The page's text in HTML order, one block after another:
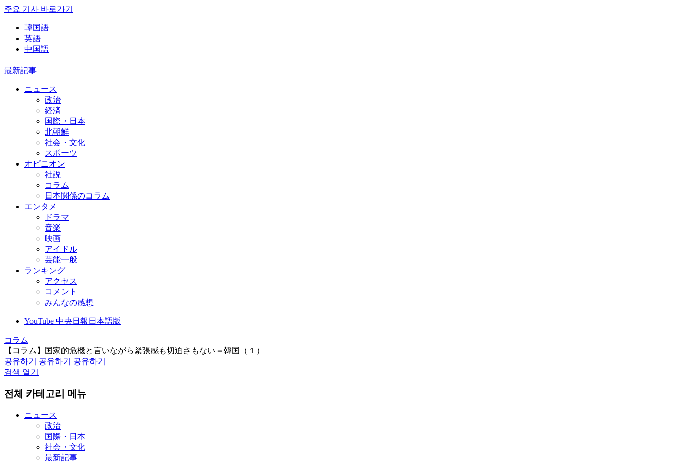
주요 기사 바로가기
韓国語
英語
中国語
最新記事
ニュース
政治
経済
国際・日本
北朝鮮
社会・文化
スポーツ
オピニオン
社説
コラム
日本関係のコラム
エンタメ
ドラマ
音楽
映画
アイドル
芸能一般
ランキング
アクセス
コメント
みんなの感想
YouTube 中央日報日本語版
コラム
【コラム】国家的危機と言いながら緊張感も切迫さもない＝韓国（１）
공유하기
공유하기
공유하기
검색 열기
전체 카테고리 메뉴
ニュース
政治
国際・日本
社会・文化
最新記事